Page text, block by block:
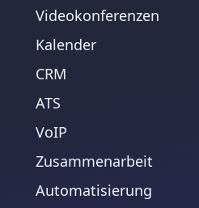
Videokonferenzen
Kalender
CRM
ATS
VoIP
Zusammenarbeit
Automatisierung